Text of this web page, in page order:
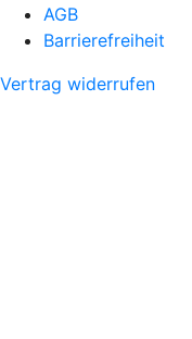
AGB
Barrierefreiheit
Vertrag widerrufen